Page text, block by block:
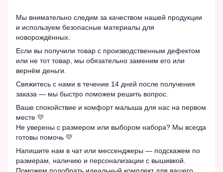
Мы внимательно следим за качеством нашей продукции
и используем безопасные материалы для
новорождённых.
Если вы получили товар с производственным дефектом
или не тот товар, мы обязательно заменим его или
вернём деньги.
Свяжитесь с нами в течение 14 дней после получения
заказа — мы быстро поможем решить вопрос.
Ваше спокойствие и комфорт малыша для нас на первом
месте 💛
Не уверены с размером или выбором набора? Мы всегда
готовы помочь 💛
Напишите нам в чат или мессенджеры — подскажем по
размерам, наличию и персонализации с вышивкой.